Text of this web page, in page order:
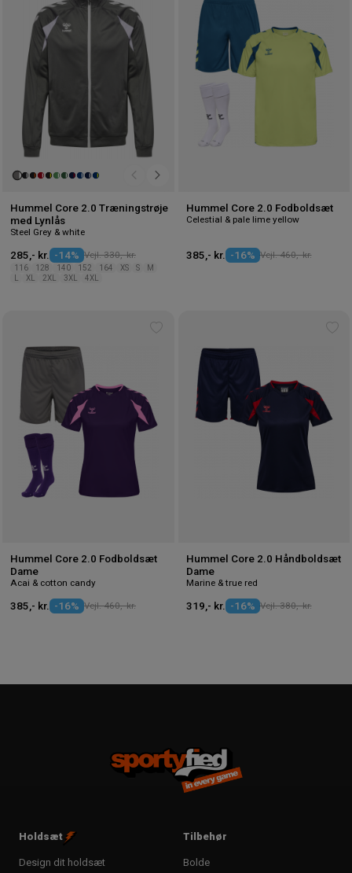
ønskeliste
Hummel Core 2.0 Træningstrøje
med Lynlås
Steel Grey & white
285,- kr. -14% Vejl. 330,- kr.
116 128 140 152 164 XS S
M
XL 2XL 3XL 4XL
Hummel Core 2.0 Fodboldsæt
Celestial & pale lime yellow
385,- kr. -16% Vejl. 460,- kr.
ønskeliste
Hummel Core 2.0 Fodboldsæt
Dame
Acai & cotton candy
385,- kr. -16% Vejl. 460,- kr.
Hummel Core 2.0 Håndboldsæt
Dame
Marine & true red
319,- kr. -16% Vejl. 380,- kr.
Holdsæt
Design dit holdsæt
Tilbehør
Bolde